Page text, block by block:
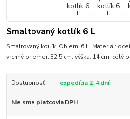
Smaltovaný kotlík 6 L
Smaltovaný kotlík. Objem: 6 L. Materiál:
vrchný priemer: 32,5 cm, výška: 14 cm. celý
Dostupnosť expedícia 2-4 dní
Nie sme platcovia DPH